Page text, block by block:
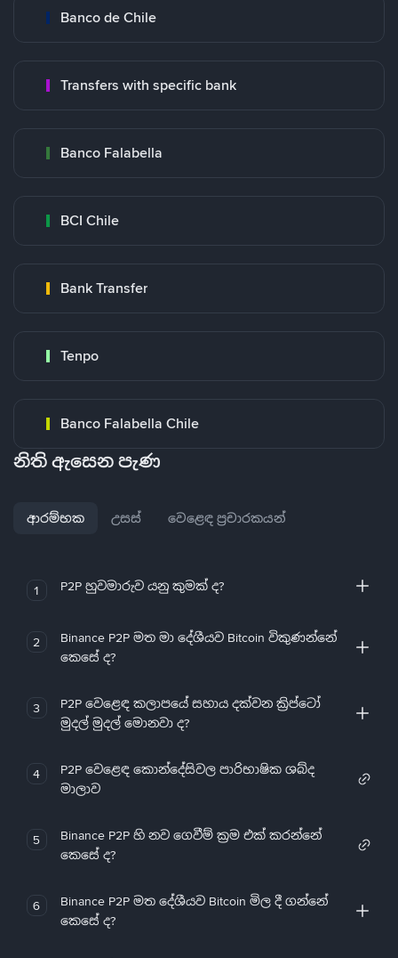
Banco de Chile
Transfers with specific bank
Banco Falabella
BCI Chile
Bank Transfer
Tenpo
Banco Falabella Chile
නිති ඇසෙන පැණ
ආරම්භක උසස් වෙළෙඳ ප්‍රචාරකයන්
1 P2P හුවමාරුව යනු කුමක් ද?
2
Binance P2P මත මා දේශීයව Bitcoin විකුණන්නේ
කෙසේ ද?
3
P2P වෙළෙඳ කලාපයේ සහාය දක්වන ක්‍රිප්ටෝ
මුදල් මුදල් මොනවා ද?
4
P2P වෙළෙඳ කොන්දේසිවල පාරිභාෂික ශබ්ද
මාලාව
5
Binance P2P හි නව ගෙවීම් ක්‍රම එක් කරන්නේ
කෙසේ ද?
6
Binance P2P මත දේශීයව Bitcoin මිල දී ගන්නේ
කෙසේ ද?